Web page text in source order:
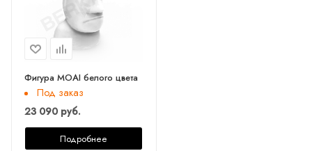
Фигура MOAI белого цвета
Под заказ
23 090 руб.
Подробнее